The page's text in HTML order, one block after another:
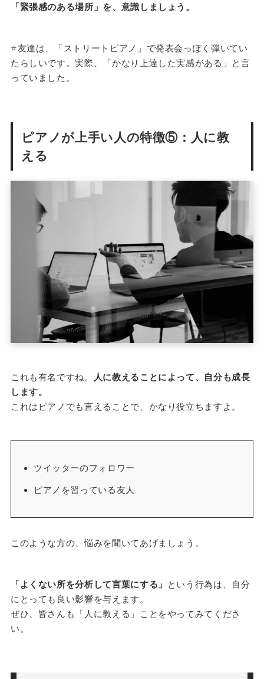
「緊張感のある場所」を、意識しましょう。
⭐️友達は、「ストリートピアノ」で発表会っぽく弾いてい
たらしいです。実際、「かなり上達した実感がある」と言
っていました。
ピアノが上手い人の特徴⑤：人に教
える
これも有名ですね。
人に教えることによって、自分も成長
します。
これはピアノでも言えることで、かなり役立ちますよ。
ツイッターのフォロワー
ピアノを習っている友人
このような方の、悩みを聞いてあげましょう。
「よくない所を分析して言葉にする」
という行為は、自分
にとっても良い影響を与えます。
ぜひ、皆さんも「人に教える」ことをやってみてくださ
い。